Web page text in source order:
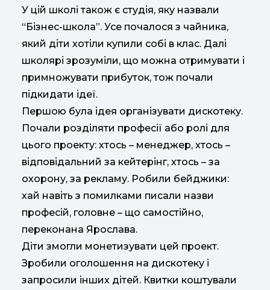
У цій школі також є студія, яку назвали
“Бізнес-школа”. Усе почалося з чайника,
який діти хотіли купили собі в клас. Далі
школярі зрозуміли, що можна отримувати і
примножувати прибуток, тож почали
підкидати ідеї.
Першою була ідея організувати дискотеку.
Почали розділяти професії або ролі для
цього проекту: хтось – менеджер, хтось –
відповідальний за кейтерінг, хтось – за
охорону, за рекламу. Робили бейджики:
хай навіть з помилками писали назви
професій, головне – що самостійно,
переконана Ярослава.
Діти змогли монетизувати цей проект.
Зробили оголошення на дискотеку і
запросили інших дітей. Квитки коштували